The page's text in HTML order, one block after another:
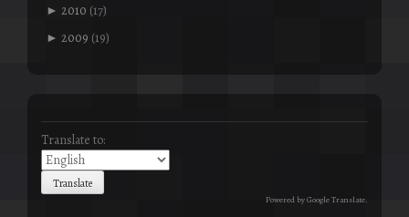
► 2010 (17)
► 2009 (19)
Translate to:
Powered byGoogle Translate.